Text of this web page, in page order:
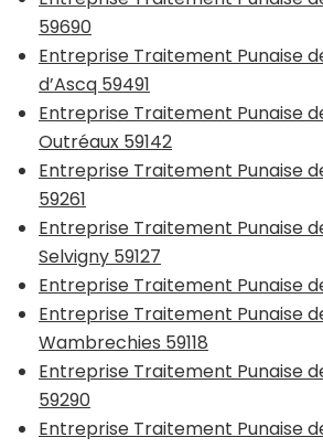
59690
Entreprise Traitement Punaise
d’Ascq 59491
Entreprise Traitement Punaise
Outréaux 59142
Entreprise Traitement Punaise
59261
Entreprise Traitement Punaise
Selvigny 59127
Entreprise Traitement Punaise
Entreprise Traitement Punaise
Wambrechies 59118
Entreprise Traitement Punaise
59290
Entreprise Traitement Punaise